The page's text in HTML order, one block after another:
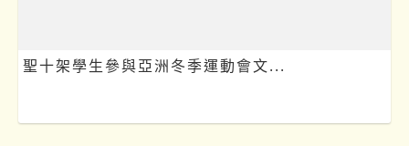
聖十架學生參與亞洲冬季運動會文...